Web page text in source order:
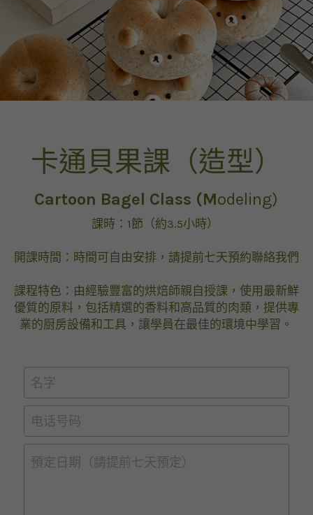
卡通貝果課（造型）
Cartoon Bagel Class (Modeling)
課時：1節（約3.5小時）
開課時間：時間可自由安排，請提前七天預約聯絡我們
課程特色：由經驗豐富的烘焙師親自授課，使用最新鮮
優質的原料，包括精選的香料和高品質的肉類，提供專
業的厨房設備和工具，讓學員在最佳的環境中學習。
名字
电话号码
預定日期（請提前七天預定）